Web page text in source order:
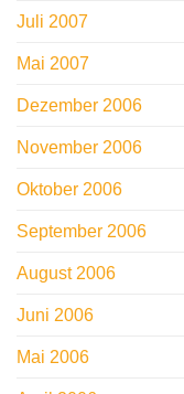
Juli 2007
Mai 2007
Dezember 2006
November 2006
Oktober 2006
September 2006
August 2006
Juni 2006
Mai 2006